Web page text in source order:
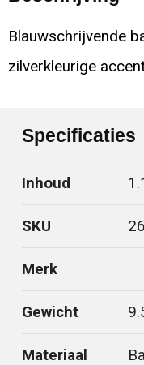
Blauwschrijvende
zilverkleurige
Specificaties
Inhoud
SKU
Merk
Gewicht
Materiaal